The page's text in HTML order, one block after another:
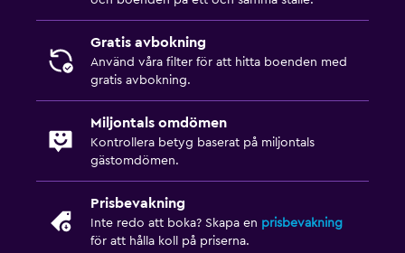
Utomhus
Terrass/uteplats
Strandstolar
Träningslokal
Gratis avbokning
Använd våra filter för att hitta boenden med
gratis avbokning.
Miljontals omdömen
Kontrollera betyg baserat på miljontals
gästomdömen.
Prisbevakning
Inte redo att boka? Skapa en prisbevakning
för att hålla koll på priserna.